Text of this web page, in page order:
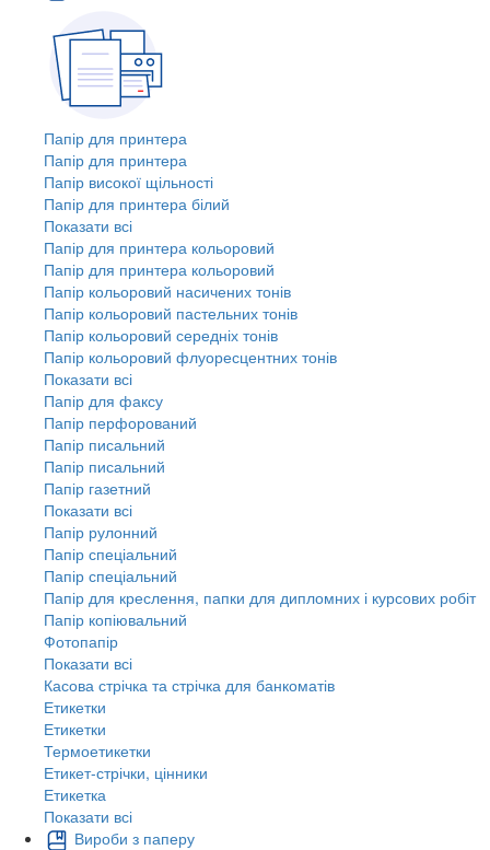
Папір для принтера
Папір для принтера
Папір високої щільності
Папір для принтера білий
Показати всі
Папір для принтера кольоровий
Папір для принтера кольоровий
Папір кольоровий насичених тонів
Папір кольоровий пастельних тонів
Папір кольоровий середніх тонів
Папір кольоровий флуоресцентних тонів
Показати всі
Папір для факсу
Папір перфорований
Папір писальний
Папір писальний
Папір газетний
Показати всі
Папір рулонний
Папір спеціальний
Папір спеціальний
Папір для креслення, папки для дипломних і курсових робіт
Папір копіювальний
Фотопапір
Показати всі
Касова стрічка та стрічка для банкоматів
Етикетки
Етикетки
Термоетикетки
Етикет-стрічки, цінники
Етикетка
Показати всі
Вироби з паперу